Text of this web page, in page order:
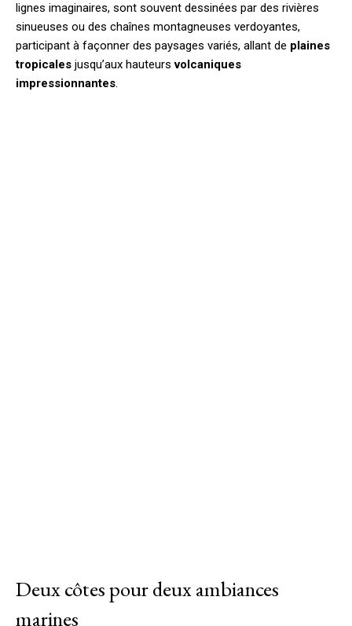
lignes imaginaires, sont souvent dessinées par des rivières
sinueuses ou des chaînes montagneuses verdoyantes,
participant à façonner des paysages variés, allant de plaines
tropicales jusqu’aux hauteursvolcaniques
impressionnantes.
Deux côtes pour deux ambiances
marines